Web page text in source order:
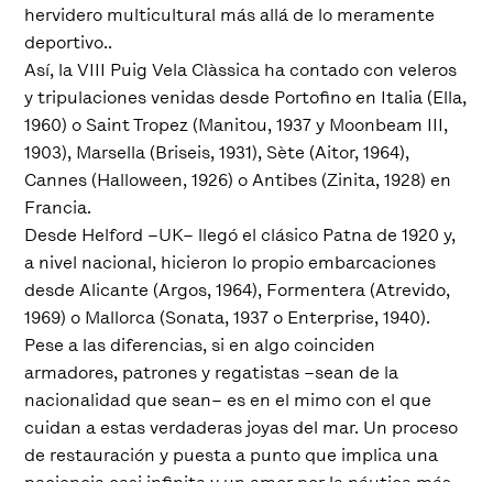
hervidero multicultural más allá de lo meramente
deportivo..
Así, la VIII Puig Vela Clàssica ha contado con veleros
y tripulaciones venidas desde Portofino en Italia (Ella,
1960) o Saint Tropez (Manitou, 1937 y Moonbeam III,
1903), Marsella (Briseis, 1931), Sète (Aitor, 1964),
Cannes (Halloween, 1926) o Antibes (Zinita, 1928) en
Francia.
Desde Helford –UK– llegó el clásico Patna de 1920 y,
a nivel nacional, hicieron lo propio embarcaciones
desde Alicante (Argos, 1964), Formentera (Atrevido,
1969) o Mallorca (Sonata, 1937 o Enterprise, 1940).
Pese a las diferencias, si en algo coinciden
armadores, patrones y regatistas –sean de la
nacionalidad que sean– es en el mimo con el que
cuidan a estas verdaderas joyas del mar. Un proceso
de restauración y puesta a punto que implica una